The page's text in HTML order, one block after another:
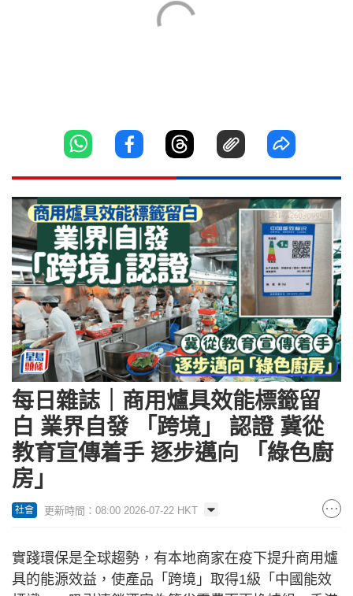
每日雜誌｜商用爐具效能標籤留
白 業界自發 「跨境」 認證 冀從
教育宣傳着手 逐步邁向 「綠色廚
房」
社會 更新時間：08:00 2026-07-22 HKT
實踐環保是全球趨勢，有本地商家在疫下提升商用爐
具的能源效益，使產品「跨境」取得1級「中國能效